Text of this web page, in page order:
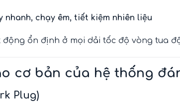
nhanh, chạy êm, tiết kiệm nhiên liệu
ổn định ở mọi dải tốc độ vòng tua
cơ bản của hệ thống
Plug)